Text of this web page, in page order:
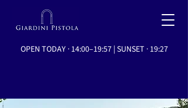
OPEN TODAY · 14:00–19:57 | SUNSET · 19:27